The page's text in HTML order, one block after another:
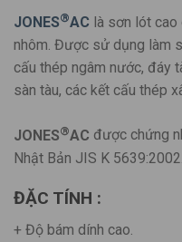
JONES®AC là sơn lót
nhôm. Được sử dụng làm
cấu thép ngâm nước, đáy
sàn tàu, các kết cấu thép
JONES®AC được chứng
Nhật Bản JIS K 5639:2002.
ĐẶC TÍNH :
+ Độ bám dính cao.